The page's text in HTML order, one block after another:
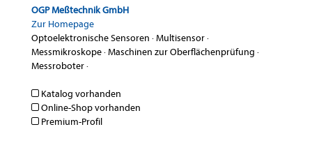
OGP Meßtechnik GmbH
Zur Homepage
Optoelektronische Sensoren ·Multisensor·
Messmikroskope·Maschinen zur Oberflächenprüfung ·
Messroboter·
Katalog vorhanden
Online-Shop vorhanden
Premium-Profil